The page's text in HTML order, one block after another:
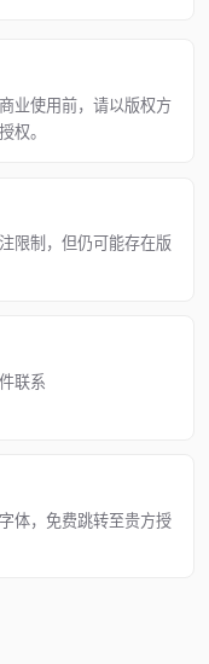
业使用前，请以版权方
权。
限制，但仍可能存在版
联系
体，免费跳转至贵方授